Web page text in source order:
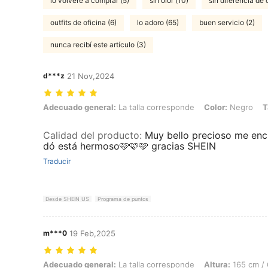
outfits de oficina (6) lo adoro (65) buen servicio (2)
nunca recibí este artículo (3)
d***z 21 Nov,2024
Adecuado general: La talla corresponde, Color: Negro, Talla: 2XL
Adecuado general: La talla corresponde Color: Negro
Calidad del producto: Muy bello precioso me
dó está hermoso🩷🩷🩷 gracias SHEIN
Traducir
Desde SHEIN US Programa de puntos
m***0 19 Feb,2025
Adecuado general: La talla corresponde, Altura: 165 cm / 65 in,
Adecuado general: La talla corresponde Altura: 165 cm /